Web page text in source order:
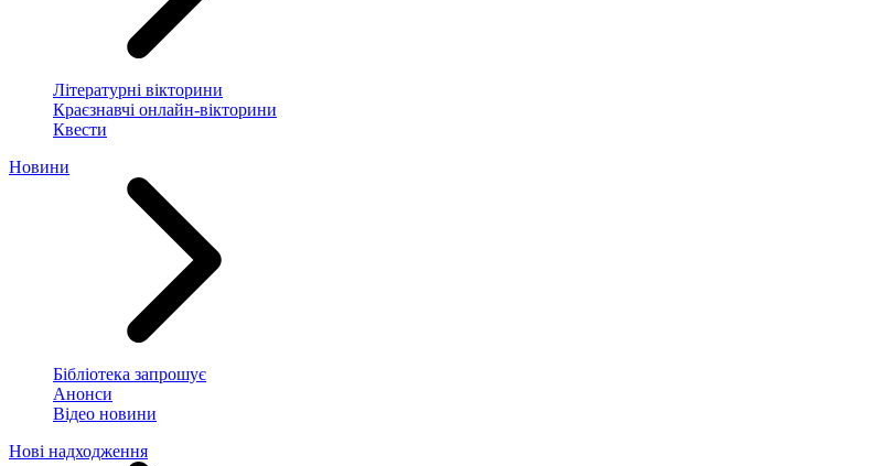
Літературні вікторини
Краєзнавчі онлайн-вікторини
Квести
Новини
Бібліотека запрошує
Анонси
Відео новини
Нові надходження